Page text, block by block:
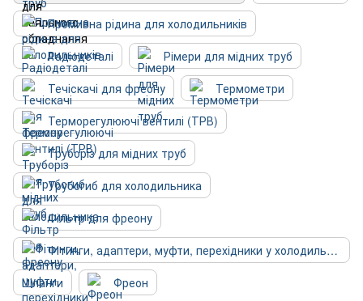
Промивна рідина для холодильників
Радіодеталі
Рімери для мідних труб
Течіскачі для фреону
Термометри
Терморегулюючі вентилі (ТРВ)
Труборіз для мідних труб
Трубогиб для холодильника
Фільтр для фреону
Фітинги, адаптери, муфти, перехідники у холодильник
Шланги
Фреон